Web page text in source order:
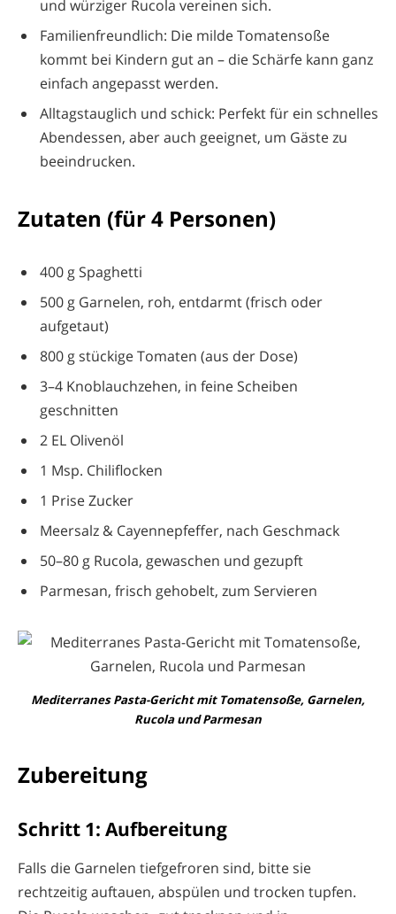
und würziger Rucola vereinen sich.
Familienfreundlich: Die milde Tomatensoße
kommt bei Kindern gut an – die Schärfe kann ganz
einfach angepasst werden.
Alltagstauglich und schick: Perfekt für ein schnelles
Abendessen, aber auch geeignet, um Gäste zu
beeindrucken.
Zutaten (für 4 Personen)
400 g Spaghetti
500 g Garnelen, roh, entdarmt (frisch oder
aufgetaut)
800 g stückige Tomaten (aus der Dose)
3–4 Knoblauchzehen, in feine Scheiben
geschnitten
2 EL Olivenöl
1 Msp. Chiliflocken
1 Prise Zucker
Meersalz & Cayennepfeffer, nach Geschmack
50–80 g Rucola, gewaschen und gezupft
Parmesan, frisch gehobelt, zum Servieren
Mediterranes Pasta-Gericht mit Tomatensoße, Garnelen,
Rucola und Parmesan
Zubereitung
Schritt 1: Aufbereitung
Falls die Garnelen tiefgefroren sind, bitte sie
rechtzeitig auftauen, abspülen und trocken tupfen.